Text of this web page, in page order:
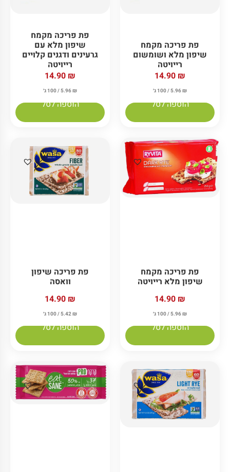
פת פריכה מקמח
שיפון מלא ושומשום
רייויטה
14.90 ₪
5.96₪ / 100 ג׳
הוספה לסל
פת פריכה מקמח
שיפון מלא עם
גרעינים ודגנים קלויים
רייויטה
14.90 ₪
5.96₪ / 100 ג׳
הוספה לסל
פת פריכה מקמח
שיפון מלא רייויטה
14.90 ₪
5.96₪ / 100 ג׳
הוספה לסל
פת פריכה שיפון
וואסה
14.90 ₪
5.42₪ / 100 ג׳
הוספה לסל